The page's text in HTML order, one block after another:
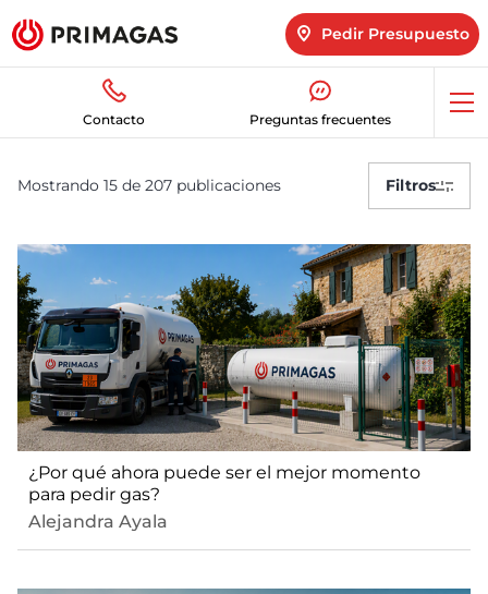
Pedir Presupuesto
Contacto Preguntas frecuentes
Mostrando 15 de 207 publicaciones Filtros
¿Por qué ahora puede ser el mejor momento
para pedir gas?
Alejandra Ayala